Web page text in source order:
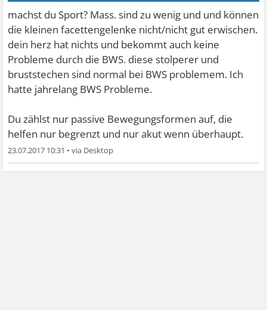
machst du Sport? Mass. sind zu wenig und und können
die kleinen facettengelenke nicht/nicht gut erwischen.
dein herz hat nichts und bekommt auch keine
Probleme durch die BWS. diese stolperer und
bruststechen sind normal bei BWS problemem. Ich
hatte jahrelang BWS Probleme.
Du zählst nur passive Bewegungsformen auf, die
helfen nur begrenzt und nur akut wenn überhaupt.
23.07.2017 10:31 •